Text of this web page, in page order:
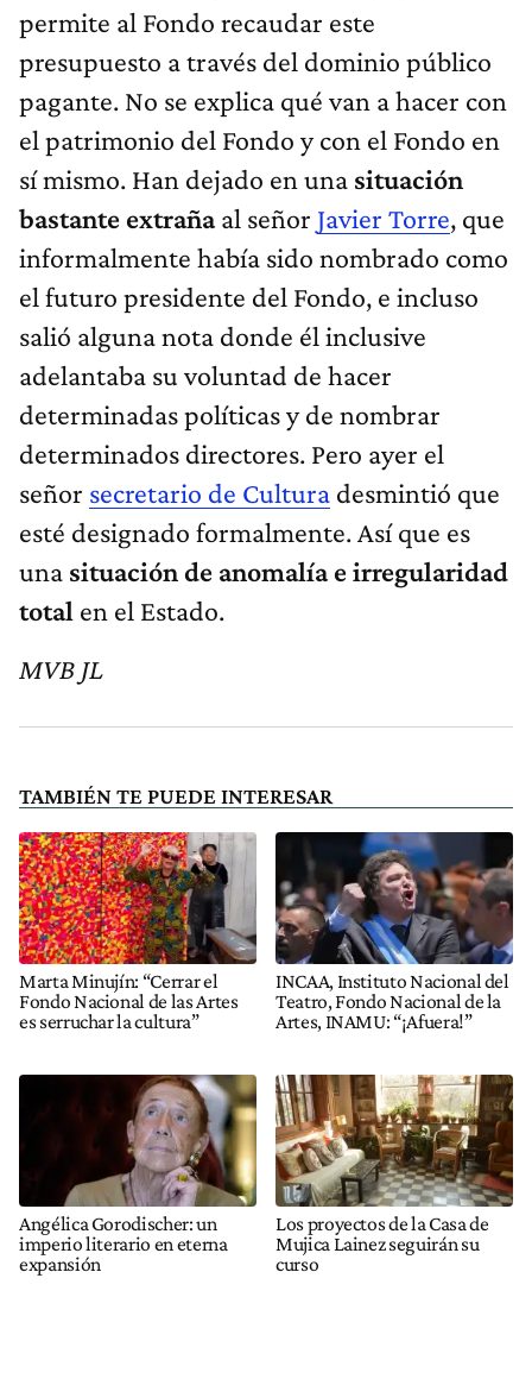
permite al Fondo recaudar este
presupuesto a través del dominio público
pagante. No se explica qué van a hacer con
el patrimonio del Fondo y con el Fondo en
sí mismo. Han dejado en una situación
bastante extrañaal señor Javier Torre, que
informalmente había sido nombrado como
el futuro presidente del Fondo, e incluso
salió alguna nota donde él inclusive
adelantaba su voluntad de hacer
determinadas políticas y de nombrar
determinados directores. Pero ayer el
señor secretario de Cultura desmintió que
esté designado formalmente. Así que es
una situación de anomalía e irregularidad
total en el Estado.
MVB JL
TAMBIÉN TE PUEDE INTERESAR
Marta Minujín: “Cerrar el
Fondo Nacional de las Artes
es serruchar la cultura”
INCAA, Instituto Nacional del
Teatro, Fondo Nacional de la
Artes, INAMU: “¡Afuera!”
Angélica Gorodischer: un
imperio literario en eterna
expansión
Los proyectos de la Casa de
Mujica Lainez seguirán su
curso